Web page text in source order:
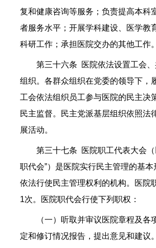
复和健康咨询等服务；负责提高本科
者服务水平；开展学科建设、医学教
科研工作；承担医院交办的其他工作。
第三十六条 医院依法设置工会
组织。各群众组织在党委的领导下，
工会依法组织员工参与医院的民主决
民主监督。民主党派基层组织依照法
展活动。
第三十七条 医院职工代表大会（
职代会”）是医院实行民主管理的基
依法行使民主管理权利的机构。医院
1次。医院职代会行使下列职权：
（一）听取并审议医院章程及各
定和修订情况报告，提出意见和建议。